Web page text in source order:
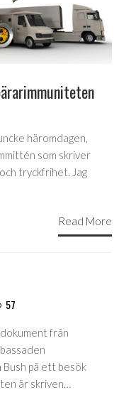
häromdagen,
som skriver
tryckfrihet. Jag
Read More
57
från
på ett besök
är skriven…